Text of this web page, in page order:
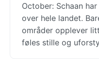
October: Schaan
over hele landet.
områder opplever
føles stille og